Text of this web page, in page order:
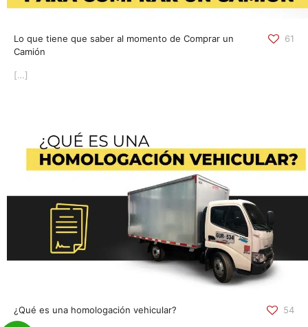
Lo que tiene que saber al momento de Comprar un
Camión
61
[…]
¿Qué es una homologación vehicular? 54